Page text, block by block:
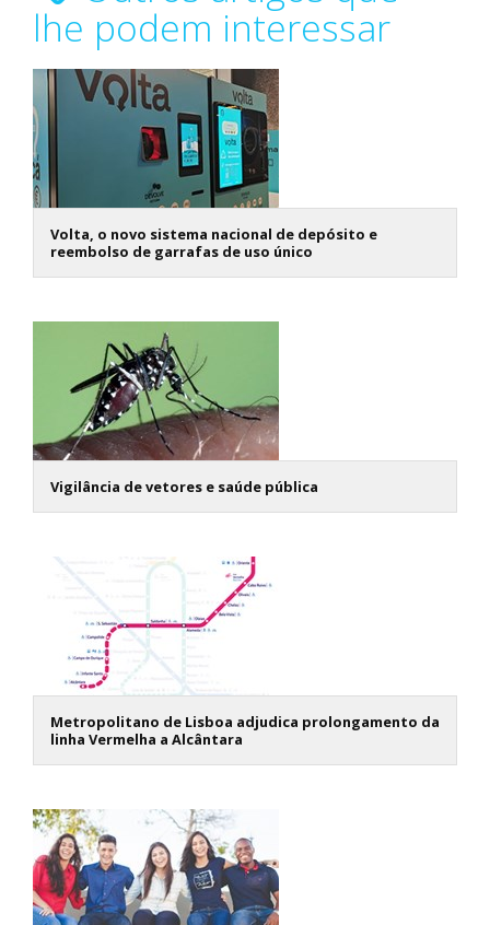
lhe podem interessar
Volta, o novo sistema nacional de depósito e
reembolso de garrafas de uso único
Vigilância de vetores e saúde pública
Metropolitano de Lisboa adjudica prolongamento da
linha Vermelha a Alcântara